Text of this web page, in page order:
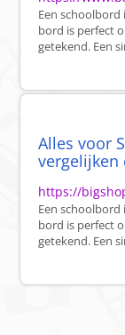
Een
bord is perfect
getekend. Een
Alles voor
vergelijken
https://
Een
bord is perfect
getekend. Een